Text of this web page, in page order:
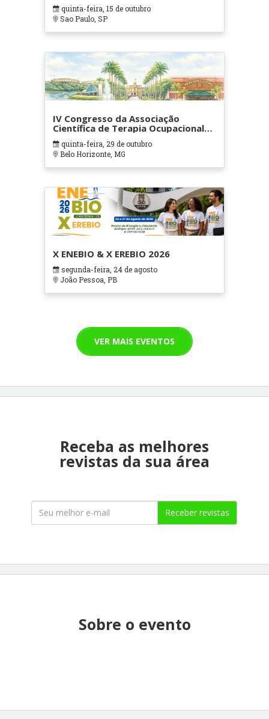
quinta-feira, 15 de outubro
Sao Paulo, SP
IV Congresso da Associação
Científica de Terapia Ocupacional
em Contextos Hospitalares e
Cuidados Paliativos - ATOHOSP
quinta-feira, 29 de outubro
Belo Horizonte, MG
X ENEBIO & X EREBIO 2026
segunda-feira, 24 de agosto
João Pessoa, PB
VER MAIS EVENTOS
Receba as melhores
revistas da sua área
Receber revistas
Sobre o evento